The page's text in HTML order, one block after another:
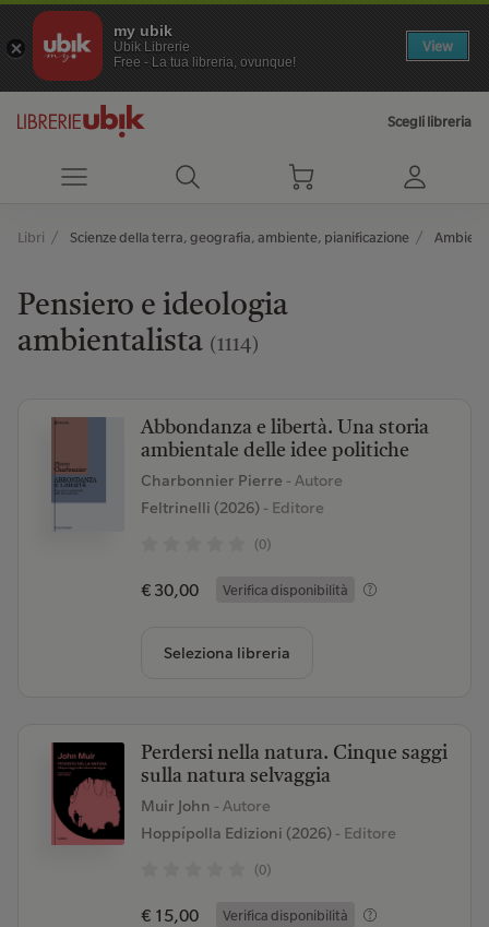
my ubik
Ubik Librerie
Free - La tua libreria, ovunque!
View
Scegli libreria
Libri Scienze della terra, geografia, ambiente, pianificazione
Pensiero e ideologia
ambientalista (1114)
Abbondanza e libertà. Una storia
ambientale delle idee politiche
Charbonnier Pierre - Autore
Feltrinelli (2026)- Editore
(0)
€ 30,00 Verifica disponibilità
Seleziona libreria
Perdersi nella natura. Cinque saggi
sulla natura selvaggia
Muir John - Autore
Hoppípolla Edizioni (2026)- Editore
(0)
€ 15,00 Verifica disponibilità